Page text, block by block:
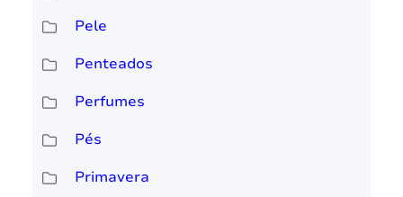
Pele
Penteados
Perfumes
Pés
Primavera